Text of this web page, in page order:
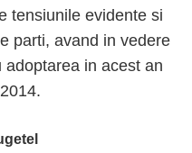
tensiunile evidente si
parti, avand in vedere
in acest an